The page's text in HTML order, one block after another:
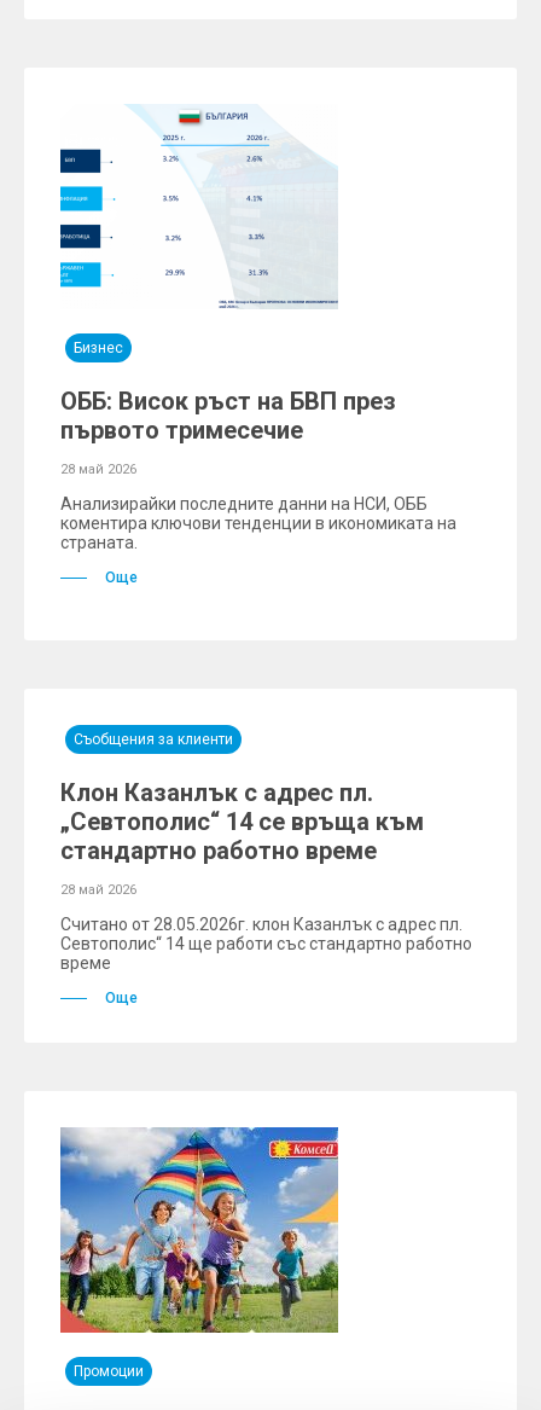
Бизнес
ОББ: Висок ръст на БВП през
първото тримесечие
28 май 2026
Анализирайки последните данни на НСИ, ОББ
коментира ключови тенденции в икономиката на
страната.
Още
Съобщения за клиенти
Клон Казанлък с адрес пл.
„Севтополис“ 14 се връща към
стандартно работно време
28 май 2026
Считано от 28.05.2026г. клон Казанлък с адрес пл.
Севтополис“ 14 ще работи със стандартно работно
време
Още
Промоции